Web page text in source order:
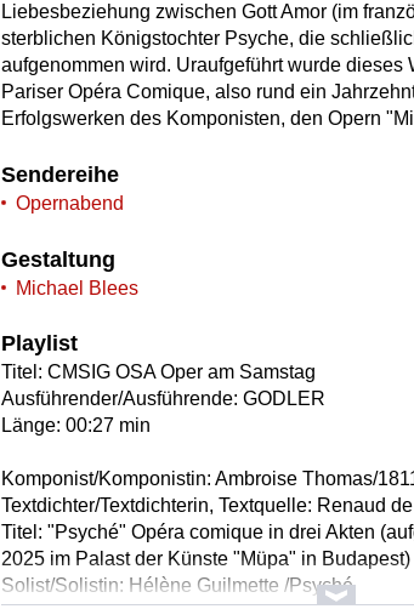
Liebesbeziehung zwischen Gott Amor (im
sterblichen Königstochter Psyche, die
aufgenommen wird. Uraufgeführt wurde dieses
Pariser Opéra Comique, also rund ein
Erfolgswerken des Komponisten, den Opern
Sendereihe
Opernabend
Gestaltung
Michael Blees
Playlist
Titel: CMSIG OSA Oper am Samstag
Ausführender/Ausführende: GODLER
Länge: 00:27 min
Komponist/Komponistin: Ambroise Thomas/
Textdichter/Textdichterin, Textquelle: Renaud
Titel: "Psyché" Opéra comique in drei Akten
2025 im Palast der Künste "Müpa" in Budapest)
Solist/Solistin: Hélène Guilmette /Psyché